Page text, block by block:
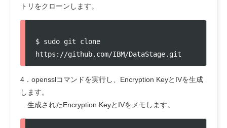
トリをクローンします。
$ sudo git clone
https://github.com/IBM/DataStage.git
4．opensslコマンドを実行し、Encryption KeyとIVを生成
します。
生成されたEncryption KeyとIVをメモします。